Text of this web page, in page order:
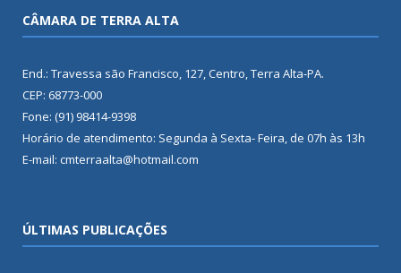
CÂMARA DE TERRA ALTA
End.: Travessa são Francisco, 127, Centro, Terra Alta-PA.
CEP: 68773-000
Fone: (91) 98414-9398
Horário de atendimento: Segunda à Sexta- Feira, de 07h às 13h
E-mail: cmterraalta@hotmail.com
ÚLTIMAS PUBLICAÇÕES